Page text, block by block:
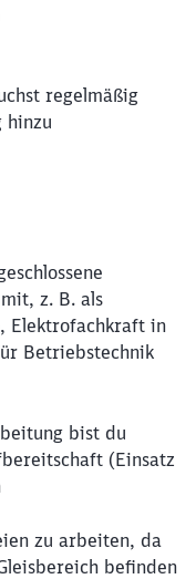
regelmäßig
hinzu
z. B. als
Elektrofachkraft in
Betriebstechnik
bist du
(Einsatz
zu arbeiten, da
befinden